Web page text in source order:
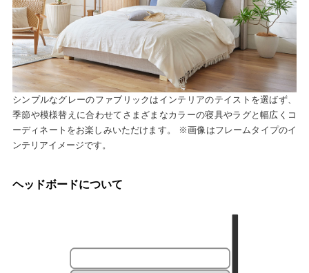
シンプルなグレーのファブリックはインテリアのテイストを選ばず、
季節や模様替えに合わせてさまざまなカラーの寝具やラグと幅広くコ
ーディネートをお楽しみいただけます。 ※画像はフレームタイプのイ
ンテリアイメージです。
ヘッドボードについて